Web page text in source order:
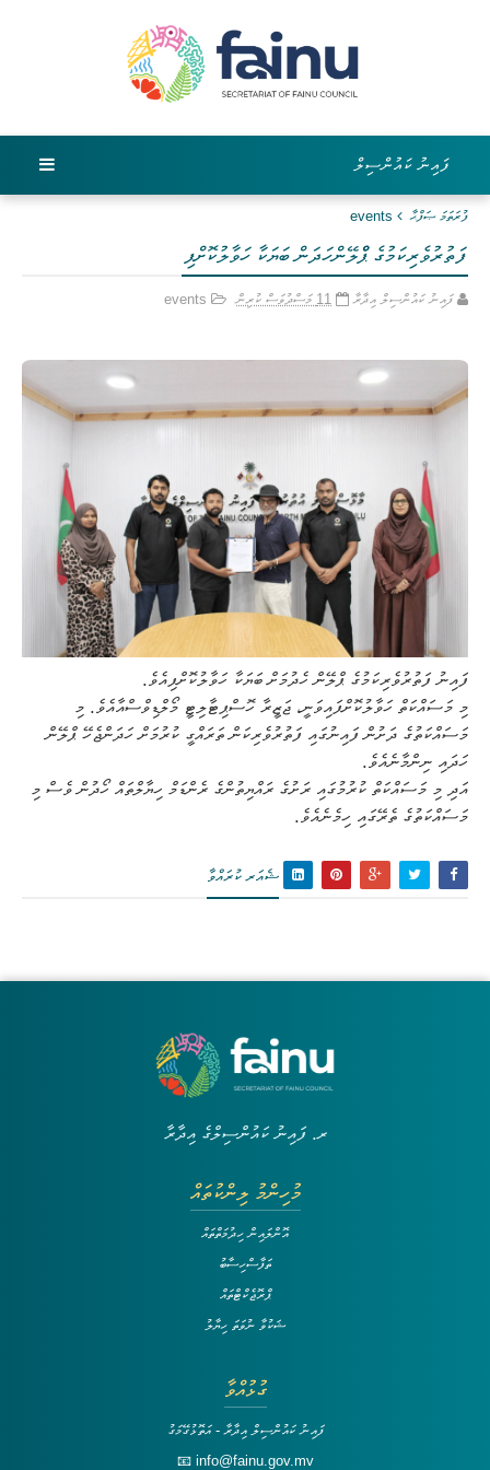
ފައިނު ކައުންސިލް
ފުރަތަމަ ޞަފްޙާ events
ފަތުރުވެރިކަމުގެ ޕްްލޭންހަދަން ބަޔަކާ ހަވާލުކޮށްފި
ފައިނު ކައުންސިލް އިދާރާ 11 މަސްދުވަސް ކުރިން events
ފައިނު ފަތުރުވެރިކަމުގެ ޕްލޭން ހެދުމަށް ބަޔަކާ ހަވާލުކޮށްފިއެވެ.
މި މަސައްކަތް ހަވާލުކޮށްފައިވަނީ، ޖަޒީރާ ހޮސްޕިޓާލިޓީ މޯލްޑިވްސްއާއެވެ. މި
މަސައްކަތުގެ ދަށުން ފައިނުގައި ފަތުރުވެރިކަން ތަރައްގީ ކުރުމަށް ހަދަންޖެހޭ ޕްލޭން
ހަދައި ނިންމާނެއެވެ.
އަދި މި މަސައްކަތް ކުރުމުގައި ރަށުގެ ރައްޔިތުންގެ ރެންޑަމް ހިޔާލްތައް ހޯދުން ވެސް މި
މަސައްކަތުގެ ތެރޭގައި ހިމެނެއެވެ.
ޝެއަރ ކުރައްވާ
ރ. ފައިނު ކައުންސިލްގެ އިދާރާ
މުހިންމު ލިންކުތައް
އޮންލައިން ހިދުމަތްތައް
ތަފާސްހިސާބު
ޕްރޮޖެކްޓްތައް
ޝަކުވާ ނުވަތަ ހިޔާލު
ގުޅުއްވާ
ފައިނު ކައުންސިލް އިދާރާ - އަތޮޅުގޭމަގު
📧 info@fainu.gov.mv